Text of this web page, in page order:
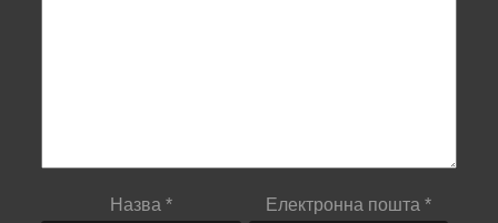
Назва * Електронна пошта*